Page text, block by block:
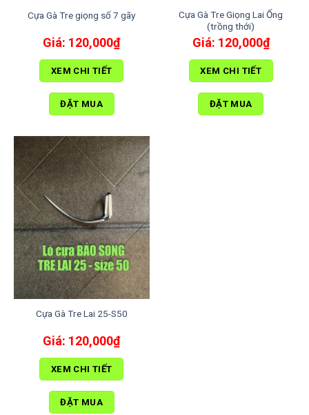
Cựa Gà Tre giọng số 7 gãy
120,000₫
XEM CHI TIẾT
ĐẶT MUA
Cựa Gà Tre Giọng Lai Ống
(trồng thới)
120,000₫
XEM CHI TIẾT
ĐẶT MUA
Cựa Gà Tre Lai 25-S50
120,000₫
XEM CHI TIẾT
ĐẶT MUA